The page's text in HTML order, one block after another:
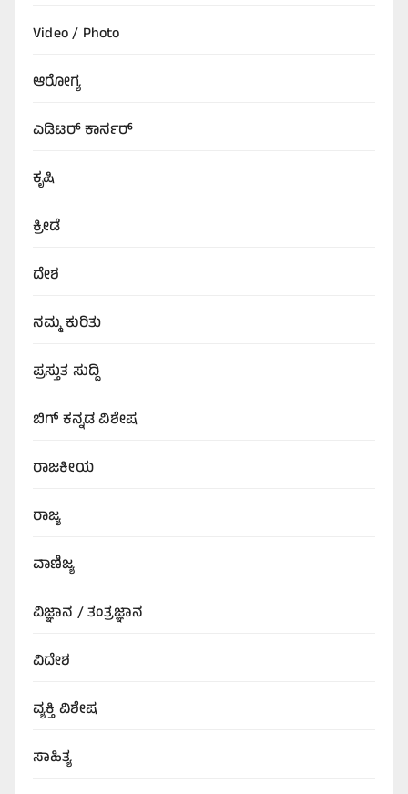
Video / Photo
ಆರೋಗ್ಯ
ಎಡಿಟರ್‌ ಕಾರ್ನರ್
ಕೃಷಿ
ಕ್ರೀಡೆ
ದೇಶ
ನಮ್ಮ ಕುರಿತು
ಪ್ರಸ್ತುತ ಸುದ್ದಿ
ಬಿಗ್‌ ಕನ್ನಡ ವಿಶೇಷ
ರಾಜಕೀಯ
ರಾಜ್ಯ
ವಾಣಿಜ್ಯ
ವಿಜ್ಞಾನ / ತಂತ್ರಜ್ಞಾನ
ವಿದೇಶ
ವ್ಯಕ್ತಿ ವಿಶೇಷ
ಸಾಹಿತ್ಯ